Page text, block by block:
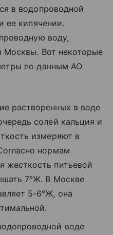
в водопроводной
ее кипячении.
воду,
Москвы. Вот некоторые
по данным АО
растворенных в воде
солей кальция и
измеряют в
нормам
жесткость питьевой
7°Ж. В Москве
5-6°Ж, она
воде